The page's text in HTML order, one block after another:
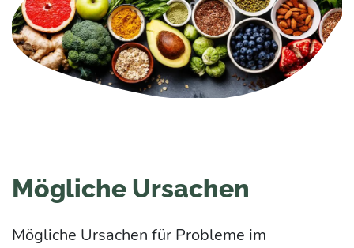
Mögliche Ursachen
Mögliche Ursachen für Probleme im